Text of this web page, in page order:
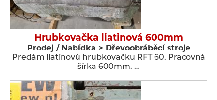
Hrubkovačka liatinová 600mm
Prodej / Nabídka > Dřevoobráběcí stroje
Predám liatinovú hrubkovačku RFT 60. Pracovná
šírka 600mm. …